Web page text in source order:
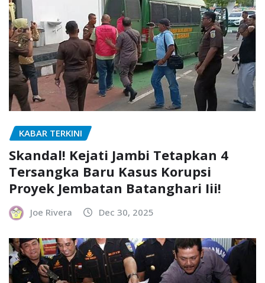
KABAR TERKINI
Skandal! Kejati Jambi Tetapkan 4
Tersangka Baru Kasus Korupsi
Proyek Jembatan Batanghari Iii!
Joe Rivera Dec 30, 2025